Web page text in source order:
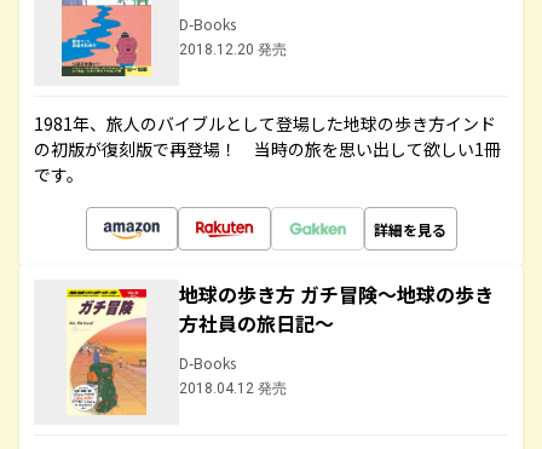
D-Books
2018.12.20 発売
1981年、旅人のバイブルとして登場した地球の歩き方インド
の初版が復刻版で再登場！ 当時の旅を思い出して欲しい1冊
です。
詳細を見る
地球の歩き方 ガチ冒険～地球の歩き
方社員の旅日記～
D-Books
2018.04.12 発売